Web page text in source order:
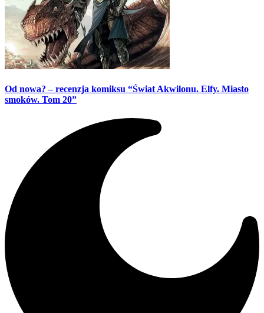
Od nowa? – recenzja komiksu “Świat Akwilonu. Elfy. Miasto
smoków. Tom 20”